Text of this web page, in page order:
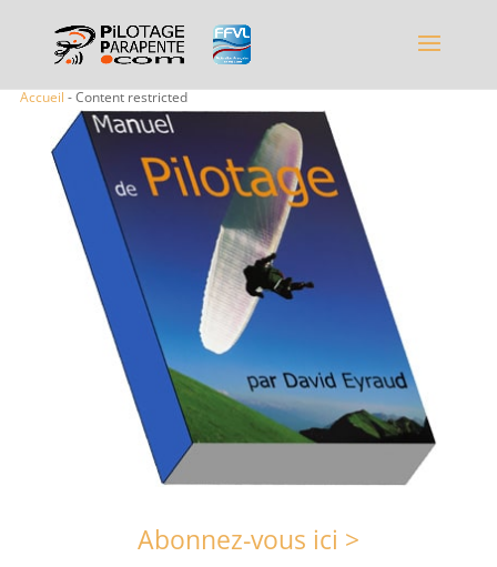
Accueil - Content restricted
Abonnez-vous ici >